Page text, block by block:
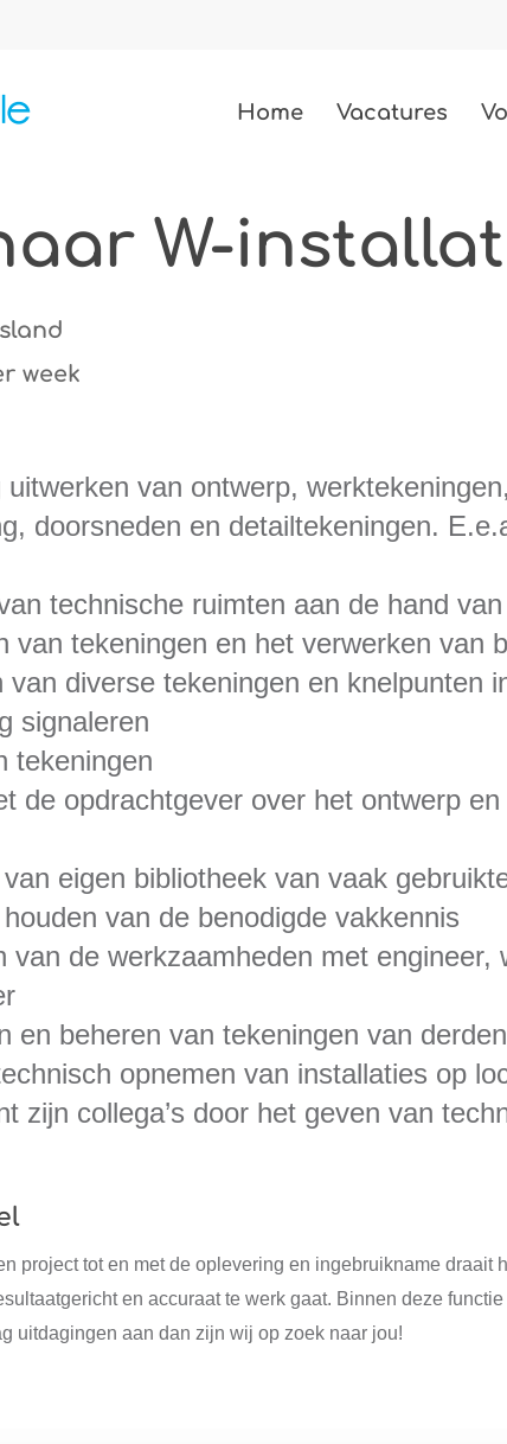
Home Vacatures
487
3
W-
week
van ontwerp,
doorsneden en detailtekeningen.
technische ruimten aan de hand
van tekeningen en het verwerken van
van diverse tekeningen en knelpunten
signaleren
tekeningen
de opdrachtgever over het ontwerp
eigen bibliotheek van vaak
van de benodigde vakkennis
van de werkzaamheden met engineer,
en beheren van tekeningen van
opnemen van installaties op
zijn collega’s door het geven van
project tot en met de oplevering en ingebruikname draait
en accuraat te werk gaat. Binnen deze
uitdagingen aan dan zijn wij op zoek naar jou!